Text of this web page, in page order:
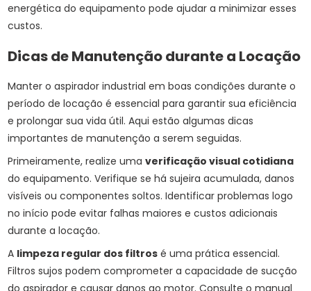
energética do equipamento pode ajudar a minimizar esses
custos.
Dicas de Manutenção durante a Locação
Manter o aspirador industrial em boas condições durante o
período de locação é essencial para garantir sua eficiência
e prolongar sua vida útil. Aqui estão algumas dicas
importantes de manutenção a serem seguidas.
Primeiramente, realize umaverificação visual cotidiana
do equipamento. Verifique se há sujeira acumulada, danos
visíveis ou componentes soltos. Identificar problemas logo
no início pode evitar falhas maiores e custos adicionais
durante a locação.
A limpeza regular dos filtros é uma prática essencial.
Filtros sujos podem comprometer a capacidade de sucção
do aspirador e causar danos ao motor. Consulte o manual